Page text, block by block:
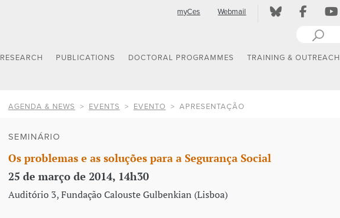
myCes Webmail
RESEARCH PUBLICATIONS DOCTORAL PROGRAMMES TRAINING & OUTREACH
AGENDA & NEWS EVENTS EVENTO APRESENTAÇÃO
SEMINÁRIO
Os problemas e as soluções para a Segurança Social
25 de março de 2014, 14h30
Auditório 3, Fundação Calouste Gulbenkian (Lisboa)